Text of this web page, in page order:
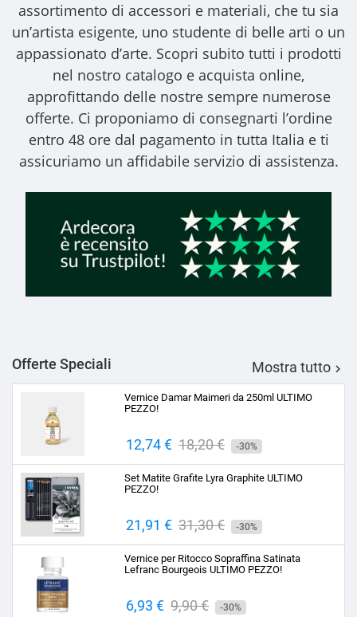
assortimento di accessori e materiali, che tu sia
un’artista esigente, uno studente di belle arti o un
appassionato d’arte. Scopri subito tutti i prodotti
nel nostro catalogo e acquista online,
approfittando delle nostre sempre numerose
offerte. Ci proponiamo di consegnarti l’ordine
entro 48 ore dal pagamento in tutta Italia e ti
assicuriamo un affidabile servizio di assistenza.
Offerte Speciali Mostra tutto 
Vernice Damar Maimeri da 250ml ULTIMO
PEZZO!
Prezzo
12,74 € Prezzo
base
18,20 € -30%
Set Matite Grafite Lyra Graphite ULTIMO
PEZZO!
Prezzo
21,91 € Prezzo
base
31,30 € -30%
Vernice per Ritocco Sopraffina Satinata
Lefranc Bourgeois ULTIMO PEZZO!
Prezzo
6,93 € Prezzo
9,90 € -30%